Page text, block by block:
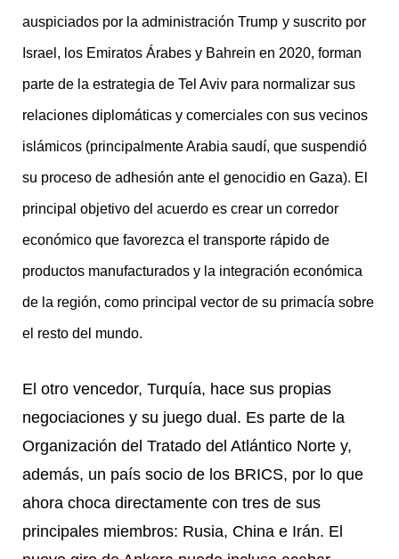
auspiciados por la administración Trump y suscrito por
Israel, los Emiratos Árabes y Bahrein en 2020, forman
parte de la estrategia de Tel Aviv para normalizar sus
relaciones diplomáticas y comerciales con sus vecinos
islámicos (principalmente Arabia saudí, que suspendió
su proceso de adhesión ante el genocidio en Gaza). El
principal objetivo del acuerdo es crear un corredor
económico que favorezca el transporte rápido de
productos manufacturados y la integración económica
de la región, como principal vector de su primacía sobre
el resto del mundo.
El otro vencedor, Turquía, hace sus propias
negociaciones y su juego dual. Es parte de la
Organización del Tratado del Atlántico Norte y,
además, un país socio de los BRICS, por lo que
ahora choca directamente con tres de sus
principales miembros: Rusia, China e Irán. El